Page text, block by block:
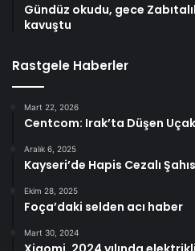
Gündüz okudu, gece
kavuştu
Rastgele Haberler
Mart 22, 2026
Centcom: Irak’ta Düşen
Aralık 6, 2025
Kayseri’de Hapis Cezalı
Ekim 28, 2025
Foça’daki selden acı haber
Mart 30, 2024